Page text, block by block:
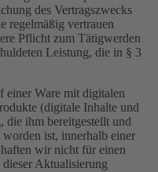
des Vertragszwecks
regelmäßig vertrauen
Pflicht zum Tätigwerden
Leistung, die in § 3
einer Ware mit digitalen
(digitale Inhalte und
die ihm bereitgestellt und
ist, innerhalb einer
wir nicht für einen
Aktualisierung